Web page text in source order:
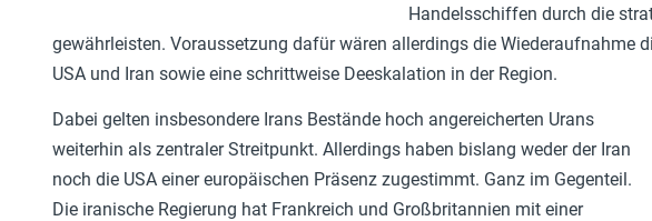
Handelsschiffen durch die
gewährleisten. Voraussetzung dafür wären allerdings die Wiederaufnahme
USA und Iran sowie eine schrittweise Deeskalation in der Region.
Dabei gelten insbesondere Irans Bestände hoch angereicherten Urans
weiterhin als zentraler Streitpunkt. Allerdings haben bislang weder der Iran
noch die USA einer europäischen Präsenz zugestimmt. Ganz im Gegenteil.
Die iranische Regierung hat Frankreich und Großbritannien mit einer